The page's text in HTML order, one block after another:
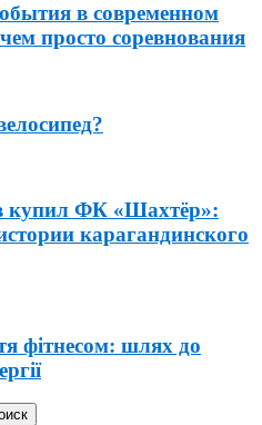
в современном
просто соревнования
купил ФК «Шахтёр»:
карагандинского
фітнесом: шлях до